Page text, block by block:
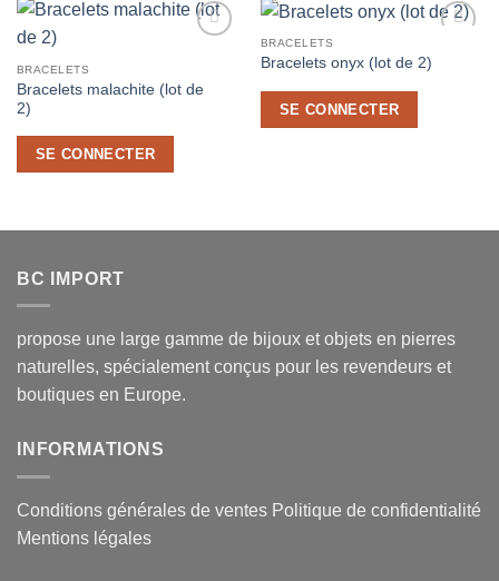
souhaits
BRACELETS
Bracelets malachite (lot de
2)
SE CONNECTER
à la liste
BRACELETS
Bracelets onyx (lot de 2)
SE CONNECTER
BC IMPORT
propose une large gamme de bijoux et objets en pierres
naturelles, spécialement conçus pour les revendeurs et
boutiques en Europe.
INFORMATIONS
Conditions générales de ventes Politique de confidentialité
Mentions légales